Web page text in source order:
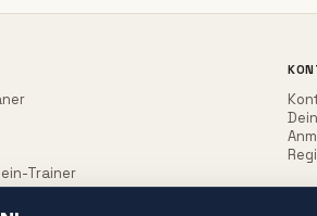
Trainer